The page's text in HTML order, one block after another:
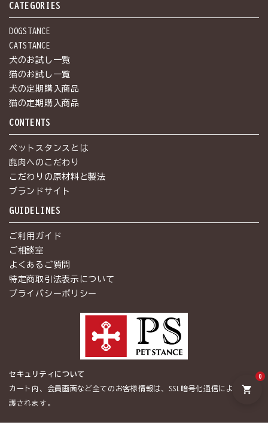
shopping_cart
0
CATEGORIES
DOGSTANCE
CATSTANCE
犬のお試し一覧
猫のお試し一覧
犬の定期購入商品
猫の定期購入商品
CONTENTS
ペットスタンスとは
鹿肉へのこだわり
こだわりの原材料と製法
ブランドサイト
GUIDELINES
ご利用ガイド
ご相談室
よくあるご質問
特定商取引法表示について
プライバシーポリシー
セキュリティについて
カート内、会員画面など全てのお客様情報は、SSL暗号化通信によって保
護されます。